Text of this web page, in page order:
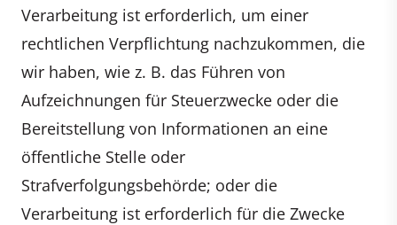
Verarbeitung ist erforderlich, um einer
rechtlichen Verpflichtung nachzukommen, die
wir haben, wie z. B. das Führen von
Aufzeichnungen für Steuerzwecke oder die
Bereitstellung von Informationen an eine
öffentliche Stelle oder
Strafverfolgungsbehörde; oder die
Verarbeitung ist erforderlich für die Zwecke